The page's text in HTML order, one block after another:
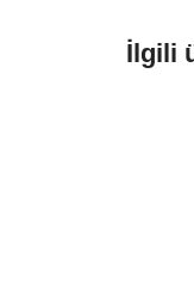
İlgili